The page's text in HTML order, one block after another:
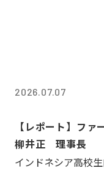
2026.07.07
【レポート】フ
柳井正 理事長
インドネシア高校